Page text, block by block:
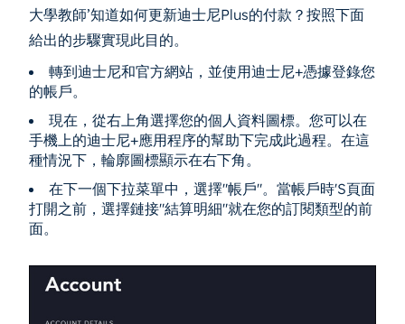
大學教師’知道如何更新迪士尼Plus的付款？按照下面
給出的步驟實現此目的。
轉到迪士尼和官方網站，並使用迪士尼+憑據登錄您
的帳戶。
現在，從右上角選擇您的個人資料圖標。您可以在
手機上的迪士尼+應用程序的幫助下完成此過程。在這
種情況下，輪廓圖標顯示在右下角。
在下一個下拉菜單中，選擇"帳戶"。當帳戶時'S頁面
打開之前，選擇鏈接"結算明細"就在您的訂閱類型的前
面。